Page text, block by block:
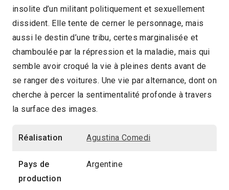
insolite d’un militant politiquement et sexuellement
dissident. Elle tente de cerner le personnage, mais
aussi le destin d’une tribu, certes marginalisée et
chamboulée par la répression et la maladie, mais qui
semble avoir croqué la vie à pleines dents avant de
se ranger des voitures. Une vie par alternance, dont on
cherche à percer la sentimentalité profonde à travers
la surface des images.
Réalisation Agustina Comedi
Pays de
production
Argentine